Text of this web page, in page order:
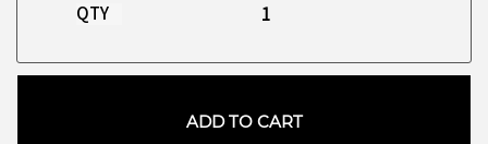
QTY
ADD TO CART